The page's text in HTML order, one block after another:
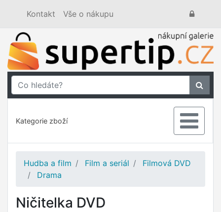
Kontakt Vše o nákupu
Kategorie zboží
Hudba a film Film a seriál
Filmová DVD
Drama
Ničitelka DVD